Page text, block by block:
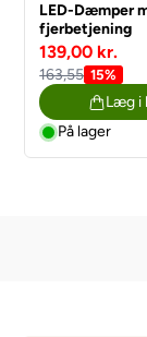
LED-Dæmper
fjerbetjening
139,00 kr.
163,55 15%
Læg i
På lager